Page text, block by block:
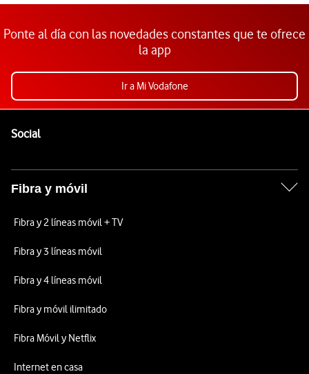
Ponte al día con las novedades constantes que te ofrece
la app
Ir a Mi Vodafone
SocialEnlaces a las redes sociales de Vodafone
Fibra y móvil
Fibra y 2 líneas móvil + TV
Fibra y 3 líneas móvil
Fibra y 4 líneas móvil
Fibra y móvil ilimitado
Fibra Móvil y Netflix
Internet en casa